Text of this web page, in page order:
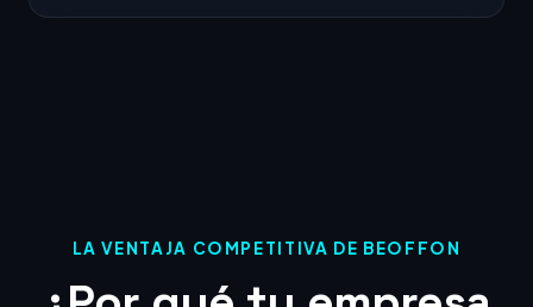
LA VENTAJA COMPETITIVA DE BEOFFON